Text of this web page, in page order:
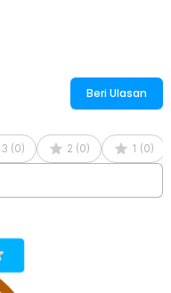
Tissue Box Organizer
Beri Ulasan
3 (0) 2 (0) 1 (0)